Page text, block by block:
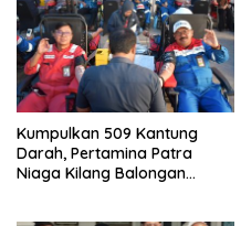
Kumpulkan 509 Kantung
Darah, Pertamina Patra
Niaga Kilang Balongan